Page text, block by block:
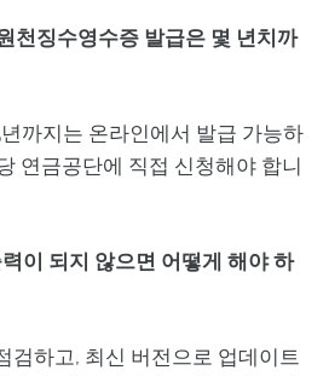
천징수영수증 발급은 몇 년치까
까지는 온라인에서 발급 가능하
연금공단에 직접 신청해야 합니
이 되지 않으면 어떻게 해야 하
검하고, 최신 버전으로 업데이트